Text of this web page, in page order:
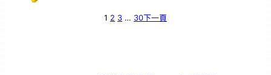
1 2 3 … 30下一頁